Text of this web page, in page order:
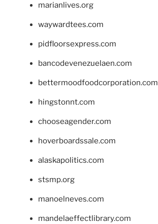
marianlives.org
waywardtees.com
pidfloorsexpress.com
bancodevenezuelaen.com
bettermoodfoodcorporation.com
hingstonnt.com
chooseagender.com
hoverboardssale.com
alaskapolitics.com
stsmp.org
manoelneves.com
mandelaeffectlibrary.com